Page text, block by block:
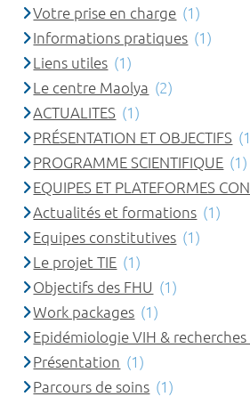
Votre prise en charge (1)
Informations pratiques (1)
Liens utiles (1)
Le centre Maolya (2)
ACTUALITES (1)
PRÉSENTATION ET OBJECTIFS
PROGRAMME SCIENTIFIQUE (1)
EQUIPES ET PLATEFORMES
Actualités et formations (1)
Equipes constitutives (1)
Le projet TIE (1)
Objectifs des FHU (1)
Work packages (1)
Epidémiologie VIH &
Présentation (1)
Parcours de soins (1)